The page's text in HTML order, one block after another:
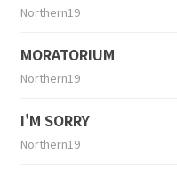
Northern19
MORATORIUM
Northern19
I'M SORRY
Northern19